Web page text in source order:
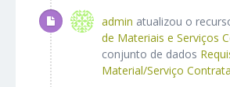
admin atualizou o
de Materiais e Serviços
conjunto de dados
Material/Serviço